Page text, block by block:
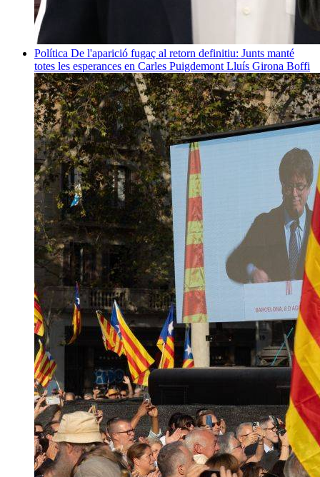
Política De l'aparició fugaç al retorn definitiu: Junts manté
totes les esperances en Carles Puigdemont Lluís Girona Boffi